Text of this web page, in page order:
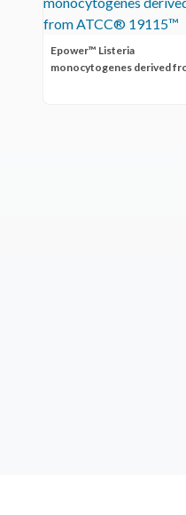
Epower™ Listeria
monocytogenes derived